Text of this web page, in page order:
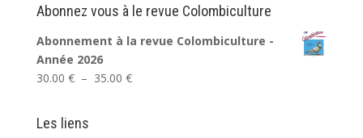
Abonnez vous à le revue Colombiculture
Abonnement à la revue Colombiculture -
Année 2026
30.00 € – 35.00 €Plage
Les liens